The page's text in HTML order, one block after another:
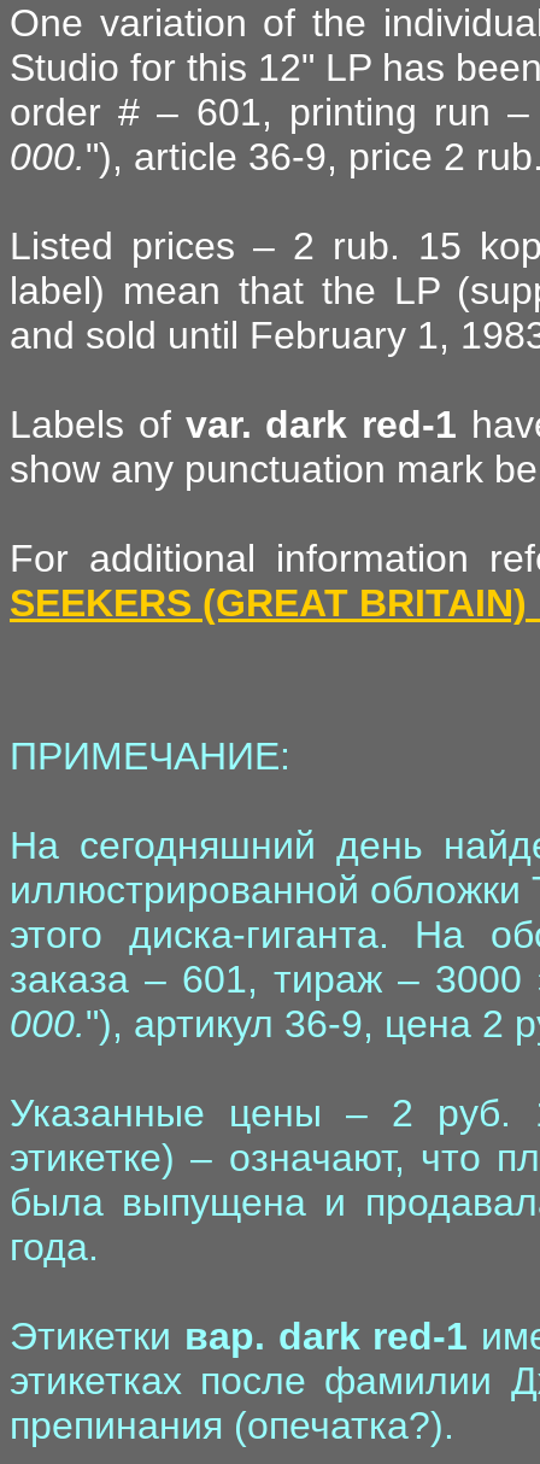
One variation of the
Studio for this 12" LP has
order # – 601, printing run
000."), article 36-9, price 2
Listed prices – 2 rub. 15
label) mean that the LP
and sold until February 1,
Labels of var. dark red-1
show any punctuation mark
For additional information
SEEKERS (GREAT BRITAIN)
ПРИМЕЧАНИЕ:
На сегодняшний день
иллюстрированной обложки
этого диска-гиганта. На
заказа – 601, тираж – 3000
000."), артикул 36-9, цена 2
Указанные цены – 2 руб.
этикетке) – означают, что
была выпущена и
года.
Этикетки вар. dark red-1
этикетках после фамилии
препинания (опечатка?).